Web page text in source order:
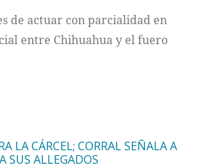
de actuar con parcialidad en
entre Chihuahua y el fuero
LA CÁRCEL; CORRAL SEÑALA A
SUS ALLEGADOS